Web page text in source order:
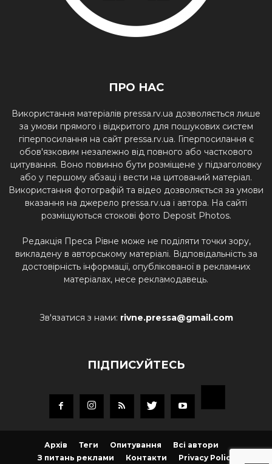
ПРО НАС
Використання матеріалів pressa.rv.ua дозволяється лише
за умови прямого і відкритого для пошукових систем
гіперпосилання на сайт pressa.rv.ua. Гіперпосилання є
обов'язковим незалежно від повного або часткового
цитування. Воно повинно бути розміщене у підзаголовку
або у першому абзаці і вести на цитований матеріал.
Використання фотографій та відео дозволяється за умови
вказання на джерело pressa.rv.ua і автора. На сайті
розміщуються стокові фото Deposit Photos.
Редакція Преса Рівне може не поділяти точки зору,
викладену в авторському матеріалі. Відповідальність за
достовірність інформації, опублікованої в рекламних
матеріалах, несе рекламодавець.
Зв'язатися з нами: rivne.pressa@gmail.com
ПІДПИСУЙТЕСЬ
Архів Теги Опитування
Всі автори
З питань реклами
Контакти Privacy Policy